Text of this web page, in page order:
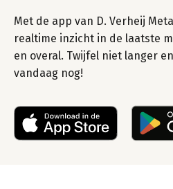
Met de app van D. Verheij
realtime inzicht in de laatste
en overal. Twijfel niet langer
vandaag nog!